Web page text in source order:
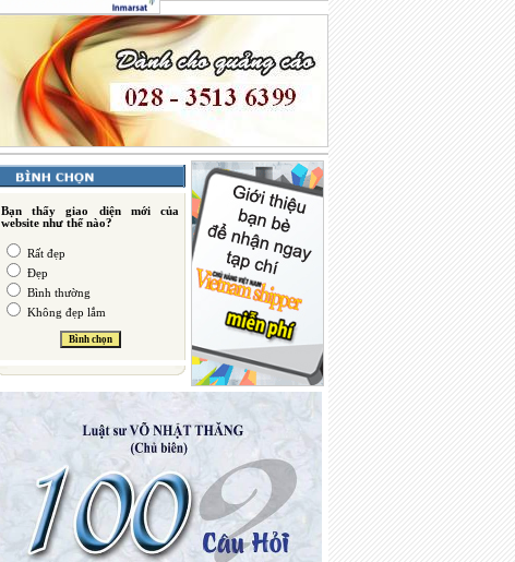
Bạn thấy giao diện mới của
website như thế nào?
Rất đẹp
Đẹp
Bình thường
Không đẹp lắm